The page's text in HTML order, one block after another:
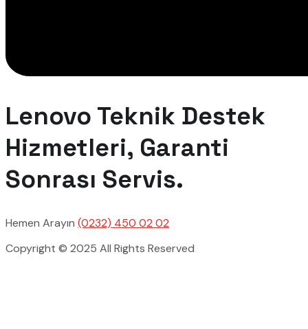
Lenovo Teknik Destek
Hizmetleri, Garanti
Sonrası Servis.
Hemen Arayın (0232) 450 02 02
Copyright © 2025 All Rights Reserved